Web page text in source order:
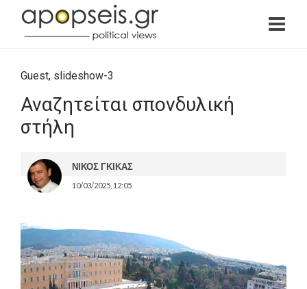
Guest, slideshow-3
Αναζητείται σπονδυλική
στήλη
ΝΙΚΟΣ ΓΚΙΚΑΣ
10/03/2025, 12:05